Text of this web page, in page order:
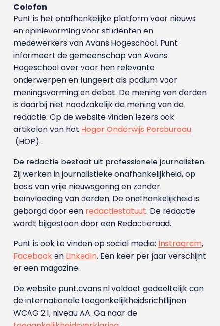
Colofon
Punt is het onafhankelijke platform voor nieuws
en opinievorming voor studenten en
medewerkers van Avans Hoge­school. Punt
informeert de gemeenschap van Avans
Hogeschool over voor hen relevante
onderwerpen en fungeert als podium voor
meningsvorming en debat. De mening van derden
is daarbij niet noodzakelijk de mening van de
redactie. Op de website vinden lezers ook
artikelen van het Hoger Onderwijs Persbureau
(HOP).
De redactie bestaat uit professionele journalisten.
Zij werken in journalistieke onafhankelijkheid, op
basis van vrije nieuwsgaring en zonder
beïnvloeding van derden. De onafhankelijkheid is
geborgd door een redactiestatuut. De redactie
wordt bijgestaan door een Redactieraad.
Punt is ook te vinden op social media: Instragram,
Facebooken LinkedIn. Een keer per jaar verschijnt
er een magazine.
De website punt.avans.nl voldoet gedeeltelijk aan
de internationale toegankelijkheidsrichtlijnen
WCAG 2.1, niveau AA. Ga naar de